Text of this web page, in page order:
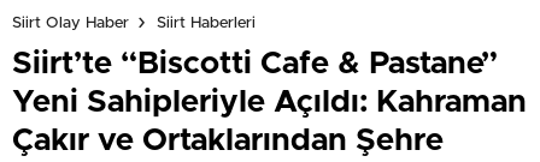
Siirt Olay Haber Siirt Haberleri
Siirt’te “Biscotti Cafe & Pastane”
Yeni Sahipleriyle Açıldı: Kahraman
Çakır ve Ortaklarından Şehre